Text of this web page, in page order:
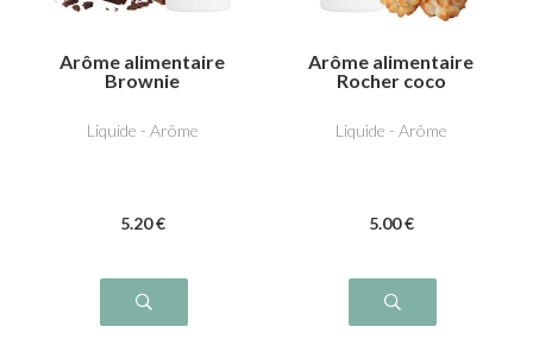
Arôme alimentaire
Brownie
Liquide - Arôme
5.20 €
Arôme alimentaire
Rocher coco
Liquide - Arôme
5.00 €